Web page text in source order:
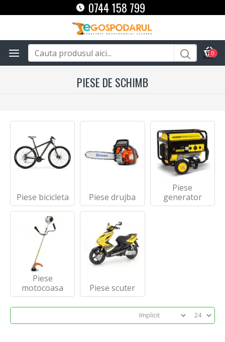
0744 158 799
0
PIESE DE SCHIMB
Piese bicicleta Piese drujba
Piese
generator
Piese
motocoasa
Piese scuter